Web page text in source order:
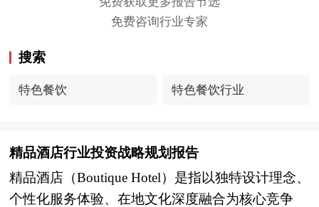
免费咨询行业专家
搜索
特色餐饮 特色餐饮行业
精品酒店行业投资战略规划报告
精品酒店（Boutique Hotel）是指以独特设计理念、
个性化服务体验、在地文化深度融合为核心竞争